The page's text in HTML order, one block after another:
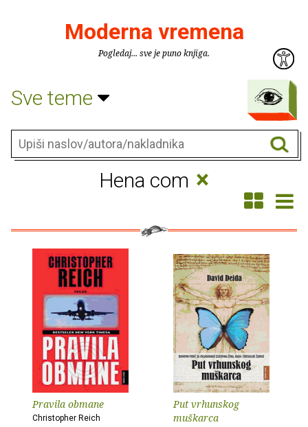
Moderna vremena
Pogledaj... sve je puno knjiga.
Sve teme
Hena com ×
Pravila obmane
Christopher Reich
Put vrhunskog
muškarca